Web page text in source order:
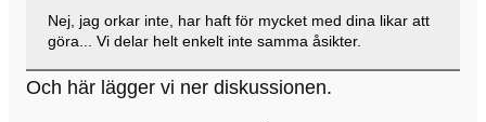
Nej, jag orkar inte, har haft för mycket med dina likar att
göra... Vi delar helt enkelt inte samma åsikter.
Och här lägger vi ner diskussionen.